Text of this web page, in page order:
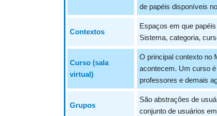
de papéis disponíveis
Contextos
Espaços em que
Sistema, categoria,
Curso (sala
virtual)
O principal contexto no
acontecem. Um curso
professores e demais
Grupos
São abstrações de
conjunto de usuários